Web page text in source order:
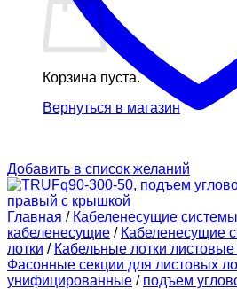
Корзина пуста.
Вернуться в магазин
Добавить в список желаний
Главная / Кабеленесущие системы
кабеленесущие / Кабеленесущие
лотки / Кабельные лотки
Фасонные секции для листовых
унифицированные / подъем